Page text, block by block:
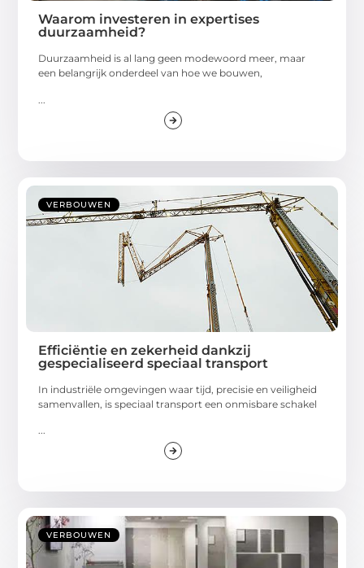
Waarom investeren in expertises
duurzaamheid?
Duurzaamheid is al lang geen modewoord meer, maar
een belangrijk onderdeel van hoe we bouwen,
VERBOUWEN
Efficiëntie en zekerheid dankzij
gespecialiseerd speciaal transport
In industriële omgevingen waar tijd, precisie en veiligheid
samenvallen, is speciaal transport een onmisbare schakel
...
VERBOUWEN